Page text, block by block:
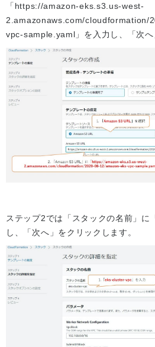
「https://amazon-eks.s3.us-west-
2.amazonaws.com/cloudformation/
vpc-sample.yaml」を入力し、「次へ
ステップ2では「スタックの名前」
し、「次へ」をクリックします。